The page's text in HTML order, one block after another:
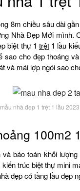
8m chiều sâu dài
Nhà Đẹp Mới mình.
biệt thự 1 trệt1 lầu
sao cho đẹp thoáng
và mái lợp ngói sao
nhà đẹp 1 trệt 1 lầu
100m2
báo toán khối
trúc biệt thự mini
đẹp có tầng lầu đẹp